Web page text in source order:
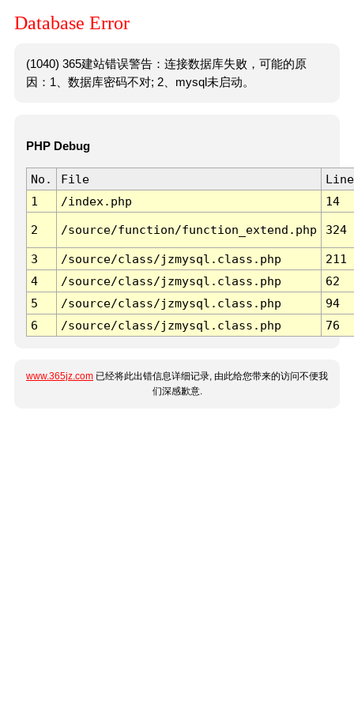
Database Error
(1040) 365建站错误警告：连接数据库失败，可能的原
因：1、数据库密码不对; 2、mysql未启动。
PHP Debug
No. File
Line
1
/index.php 14
2 /source/function/function_extend.php 324
3 /source/class/jzmysql.class.php
211
4
/source/class/jzmysql.class.php
62
5
/source/class/jzmysql.class.php
94
6
/source/class/jzmysql.class.php 76
www.365jz.com 已经将此出错信息详细记录, 由此给您带来的访问不便我
们深感歉意.